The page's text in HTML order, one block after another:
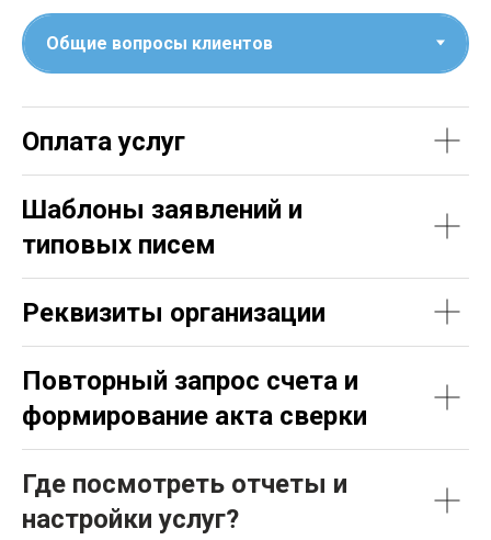
Оплата услуг
Шаблоны заявлений и
типовых писем
Реквизиты организации
Повторный запрос счета и
формирование акта сверки
Где посмотреть отчеты и
настройки услуг?